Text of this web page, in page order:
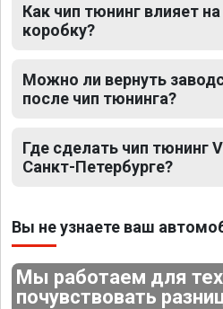
Как чип тюнинг влияет
коробку?
Можно ли вернуть
после чип тюнинга?
Где сделать чип тюнинг
Санкт-Петербурге?
Вы не узнаете ваш
Мы работаем для
почувствовать